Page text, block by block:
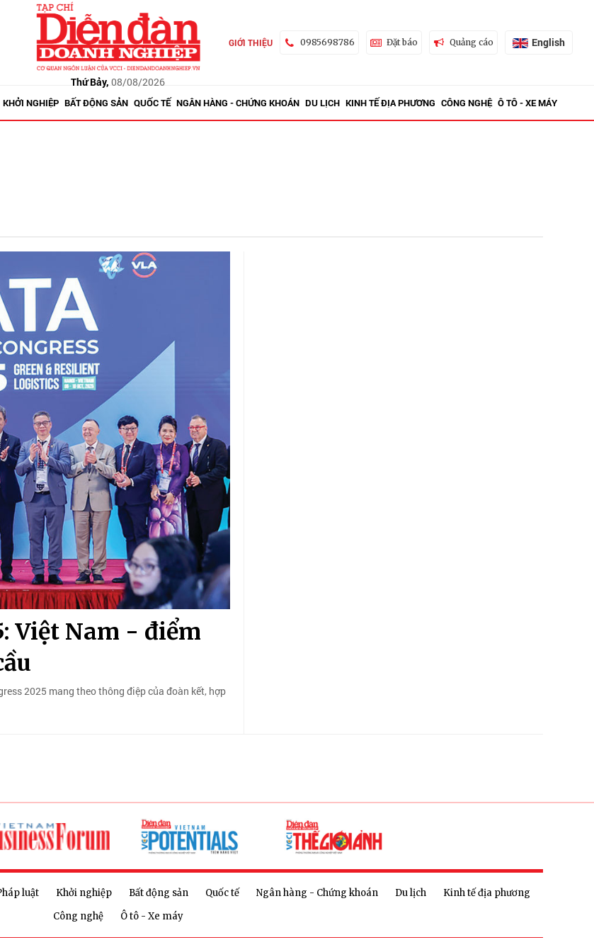
Thứ Bảy, 08/08/2026
GIỚI THIỆU 0985698786 Đặt báo Quảng cáo English
KHỞI NGHIỆP BẤT ĐỘNG SẢN QUỐC TẾ NGÂN HÀNG - CHỨNG KHOÁN DU LỊCH KINH TẾ ĐỊA PHƯƠNG CÔNG NGHỆ Ô TÔ - XE MÁY
Việt Nam - điểm
2025 mang theo thông điệp của đoàn kết, hợp
luật Khởi nghiệp Bất động sản Quốc tế Ngân hàng - Chứng khoán Du lịch
Kinh tế địa phương
Công nghệ
Ô tô - Xe máy